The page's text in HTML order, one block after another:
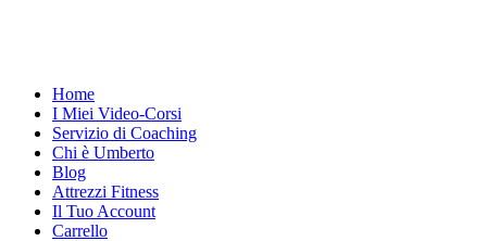
Home
I Miei Video-Corsi
Servizio di Coaching
Chi è Umberto
Blog
Attrezzi Fitness
Il Tuo Account
Carrello